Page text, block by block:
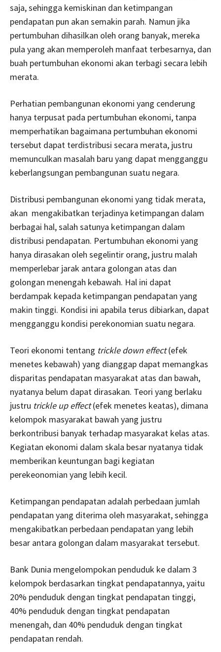
saja, sehingga kemiskinan dan ketimpangan
pendapatan pun akan semakin parah. Namun jika
pertumbuhan dihasilkan oleh orang banyak, mereka
pula yang akan memperoleh manfaat terbesarnya, dan
buah pertumbuhan ekonomi akan terbagi secara lebih
merata.
Perhatian pembangunan ekonomi yang cenderung
hanya terpusat pada pertumbuhan ekonomi, tanpa
memperhatikan bagaimana pertumbuhan ekonomi
tersebut dapat terdistribusi secara merata, justru
memunculkan masalah baru yang dapat mengganggu
keberlangsungan pembangunan suatu negara.
Distribusi pembangunan ekonomi yang tidak merata,
akan mengakibatkan terjadinya ketimpangan dalam
berbagai hal, salah satunya ketimpangan dalam
distribusi pendapatan. Pertumbuhan ekonomi yang
hanya dirasakan oleh segelintir orang, justru malah
memperlebar jarak antara golongan atas dan
golongan menengah kebawah. Hal ini dapat
berdampak kepada ketimpangan pendapatan yang
makin tinggi. Kondisi ini apabila terus dibiarkan, dapat
mengganggu kondisi perekonomian suatu negara.
Teori ekonomi tentang trickle down effect(efek
menetes kebawah) yang dianggap dapat memangkas
disparitas pendapatan masyarakat atas dan bawah,
nyatanya belum dapat dirasakan. Teori yang berlaku
justru trickle up effect(efek menetes keatas), dimana
kelompok masyarakat bawah yang justru
berkontribusi banyak terhadap masyarakat kelas atas.
Kegiatan ekonomi dalam skala besar nyatanya tidak
memberikan keuntungan bagi kegiatan
perekeonomian yang lebih kecil.
Ketimpangan pendapatan adalah perbedaan jumlah
pendapatan yang diterima oleh masyarakat, sehingga
mengakibatkan perbedaan pendapatan yang lebih
besar antara golongan dalam masyarakat tersebut.
Bank Dunia mengelompokan penduduk ke dalam 3
kelompok berdasarkan tingkat pendapatannya, yaitu
20% penduduk dengan tingkat pendapatan tinggi,
40% penduduk dengan tingkat pendapatan
menengah, dan 40% penduduk dengan tingkat
pendapatan rendah.